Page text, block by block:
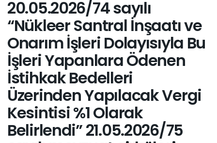
20.05.2026/74 sayılı
“Nükleer Santral İnşaatı ve
Onarım İşleri Dolayısıyla Bu
İşleri Yapanlara Ödenen
İstihkak Bedelleri
Üzerinden Yapılacak Vergi
Kesintisi %1 Olarak
Belirlendi” 21.05.2026/75